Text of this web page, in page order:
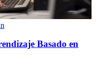
Basado en